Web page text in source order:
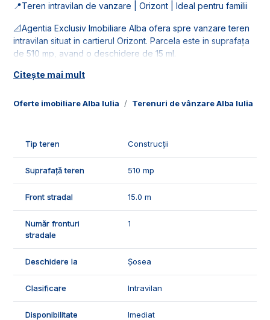
Oferte imobiliare Alba Iulia Terenuri de vânzare Alba Iulia
📍Teren intravilan de vanzare | Orizont | Ideal pentru familii
📐Agentia Exclusiv Imobiliare Alba ofera spre vanzare teren
intravilan situat in cartierul Orizont. Parcela este in suprafața
de 510 mp, avand o deschidere de 15 ml.
🚰Dispune de toate utilitatile: apa, gaz curent si canalizare.
🤝Recomandam aceasta parcela de teren familiilor care
vizionari, suntem disponibili pentru dumneavostra, Echipa
Exclusiv Imobiliare Alba!
Citește mai mult
Tip teren Construcții
Suprafață teren 510 mp
Front stradal 15.0 m
Număr fronturi
stradale
1
Deschidere la Șosea
Clasificare Intravilan
Disponibilitate Imediat